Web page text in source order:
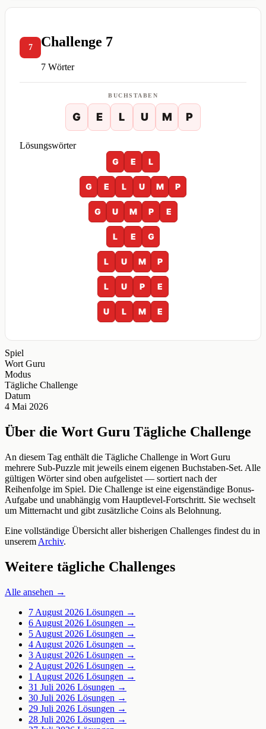
7 Challenge 7
7 Wörter
BUCHSTABEN
G E L U M P
Lösungswörter
G
E L
G E L U M P
G U M P E
L E G
L U M P
L U P E
U L M E
Spiel
Wort Guru
Modus
Tägliche Challenge
Datum
4 Mai 2026
Über die Wort Guru Tägliche Challenge
An diesem Tag enthält die Tägliche Challenge in Wort Guru
mehrere Sub-Puzzle mit jeweils einem eigenen Buchstaben-Set. Alle
gültigen Wörter sind oben aufgelistet — sortiert nach der
Reihenfolge im Spiel. Die Challenge ist eine eigenständige Bonus-
Aufgabe und unabhängig vom Hauptlevel-Fortschritt. Sie wechselt
um Mitternacht und gibt zusätzliche Coins als Belohnung.
Eine vollständige Übersicht aller bisherigen Challenges findest du in
unserem Archiv.
Weitere tägliche Challenges
Alle ansehen →
7 August 2026 Lösungen →
6 August 2026 Lösungen →
5 August 2026 Lösungen →
4 August 2026 Lösungen →
3 August 2026 Lösungen →
2 August 2026 Lösungen →
1 August 2026 Lösungen →
31 Juli 2026 Lösungen →
30 Juli 2026 Lösungen →
29 Juli 2026 Lösungen →
28 Juli 2026 Lösungen →